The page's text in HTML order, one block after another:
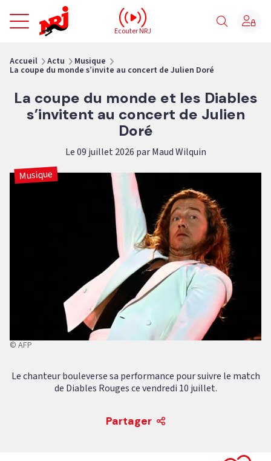
NRJ - Accueil
Ecouter NRJ
Accueil Actu Musique
La coupe du monde s’invite au concert de Julien Doré
La coupe du monde et les Diables
s’invitent au concert de Julien
Doré
Le 09 juillet 2026 par Maud Wilquin
Musique
© AFP
Le chanteur bouleverse sa performance pour suivre le match
de Diables Rouges ce vendredi 10 juillet.
Partager